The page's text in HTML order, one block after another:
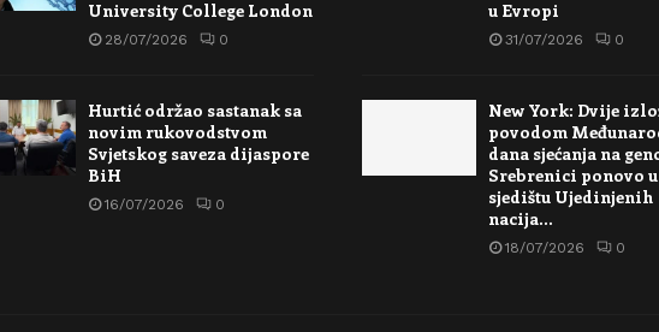
University College London
28/07/2026 0
Hurtić održao sastanak sa
novim rukovodstvom
Svjetskog saveza dijaspore
BiH
16/07/2026 0
u Evropi
31/07/2026 0
New York: Dvije
povodom
dana sjećanja na
Srebrenici ponovo u
sjedištu Ujedinjenih
nacija…
18/07/2026 0